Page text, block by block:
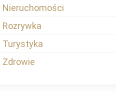
Nieruchomości
Rozrywka
Turystyka
Zdrowie